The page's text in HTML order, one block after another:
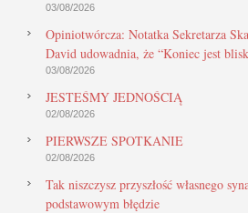
03/08/2026
Opiniotwórcza: Notatka Sekretarza
David udowadnia, że “Koniec jest
03/08/2026
JESTEŚMY JEDNOŚCIĄ
02/08/2026
PIERWSZE SPOTKANIE
02/08/2026
Tak niszczysz przyszłość własnego
podstawowym błędzie